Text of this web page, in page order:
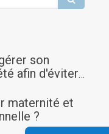
son
afin d'éviter
maternité et
?